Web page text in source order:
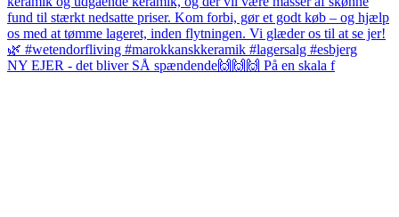
NY EJER - det bliver SÅ spændende🙌🙌🙌 På en skala f